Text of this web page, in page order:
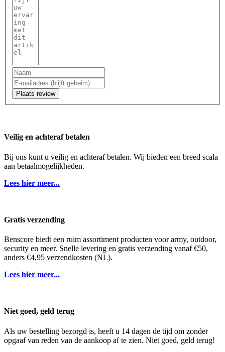
Plaats review
Veilig en achteraf betalen
Bij ons kunt u veilig en achteraf betalen. Wij bieden een breed scala
aan betaalmogelijkheden.
Lees hier meer...
Gratis verzending
Benscore biedt een ruim assortiment producten voor army, outdoor,
security en meer. Snelle levering en gratis verzending vanaf €50,
anders €4,95 verzendkosten (NL).
Lees hier meer...
Niet goed, geld terug
Als uw bestelling bezorgd is, heeft u 14 dagen de tijd om zonder
opgaaf van reden van de aankoop af te zien. Niet goed, geld terug!